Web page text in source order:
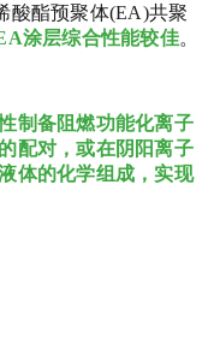
酸酯预聚体(EA)共聚
涂层综合性能较佳。
制备阻燃功能化离子
配对，或在阴阳离子
体的化学组成，实现